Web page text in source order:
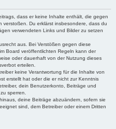
dass er keine Inhalte enthält, die gegen
Du erklärst insbesondere, dass du
verwendeten Links und Bilder zu setzen
aus. Bei Verstößen gegen diese
Board veröffentlichten Regeln kann der
oder dauerhaft von der Nutzung dieses
erteilen.
keine Verantwortung für die Inhalte von
erstellt hat oder die er nicht zur Kenntnis
dein Benutzerkonto, Beiträge und
sperren.
deine Beiträge abzuändern, sofern sie
sind, dem Betreiber oder einem Dritten